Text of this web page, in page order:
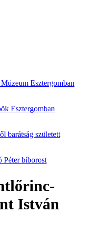
Esztergomban
Esztergomban
barátság született
Péter bíborost
István